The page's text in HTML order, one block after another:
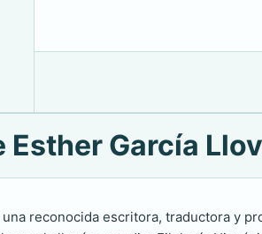
Esther García
reconocida escritora, traductora y